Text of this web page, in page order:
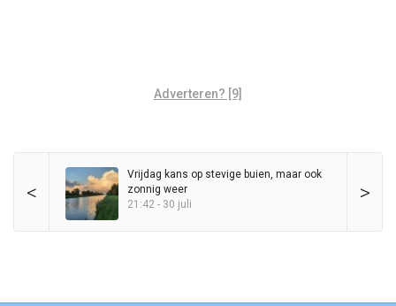
Adverteren? [9]
< >
Vrijdag kans op stevige buien, maar ook
zonnig weer
21:42 - 30 juli